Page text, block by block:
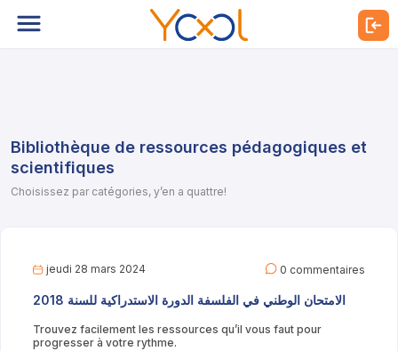
Bibliothèque de ressources pédagogiques et
scientifiques
Choisissez par catégories, y’en a quattre!
jeudi 28 mars 2024 0 commentaires
الامتحان الوطني في الفلسفة الدورة الاستدراكية للسنة 2018
Trouvez facilement les ressources qu’il vous faut pour
progresser à votre rythme.